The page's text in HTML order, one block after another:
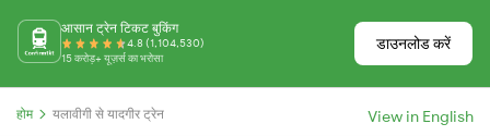
आसान ट्रेन टिकट बुकिंग
4.8 (1,104,530)
15 करोड़+ यूज़र्स का भरोसा
डाउनलोड करें
होम यलावीगी से यादगीर ट्रेन View in English